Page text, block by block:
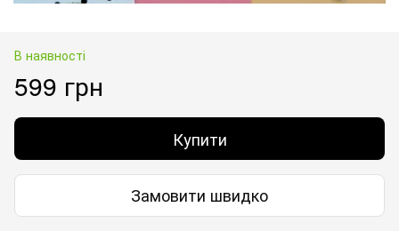
В наявності
599 грн
Купити
Замовити швидко